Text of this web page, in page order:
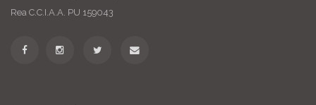
Rea C.C.I.A.A. PU 159043